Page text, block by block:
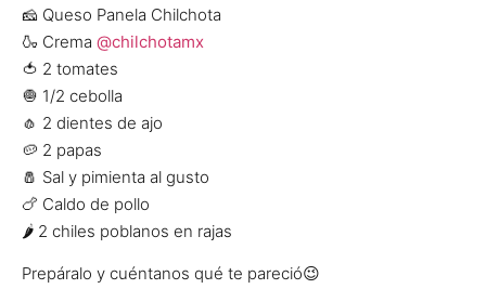
🧀 Queso Panela Chilchota
🍶 Crema @chilchotamx
🍅 2 tomates
🧅 1/2 cebolla
🧄 2 dientes de ajo
🥔 2 papas
🧂 Sal y pimienta al gusto
🍗 Caldo de pollo
🌶️ 2 chiles poblanos en rajas
Prepáralo y cuéntanos qué te pareció😉